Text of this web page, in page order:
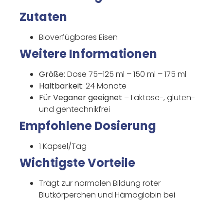
Zutaten
Bioverfügbares Eisen
Weitere Informationen
Größe: Dose 75–125 ml – 150 ml – 175 ml
Haltbarkeit: 24 Monate
Für Veganer geeignet – Laktose-, gluten-
und gentechnikfrei
Empfohlene Dosierung
1 Kapsel/Tag
Wichtigste Vorteile
Trägt zur normalen Bildung roter
Blutkörperchen und Hämoglobin bei